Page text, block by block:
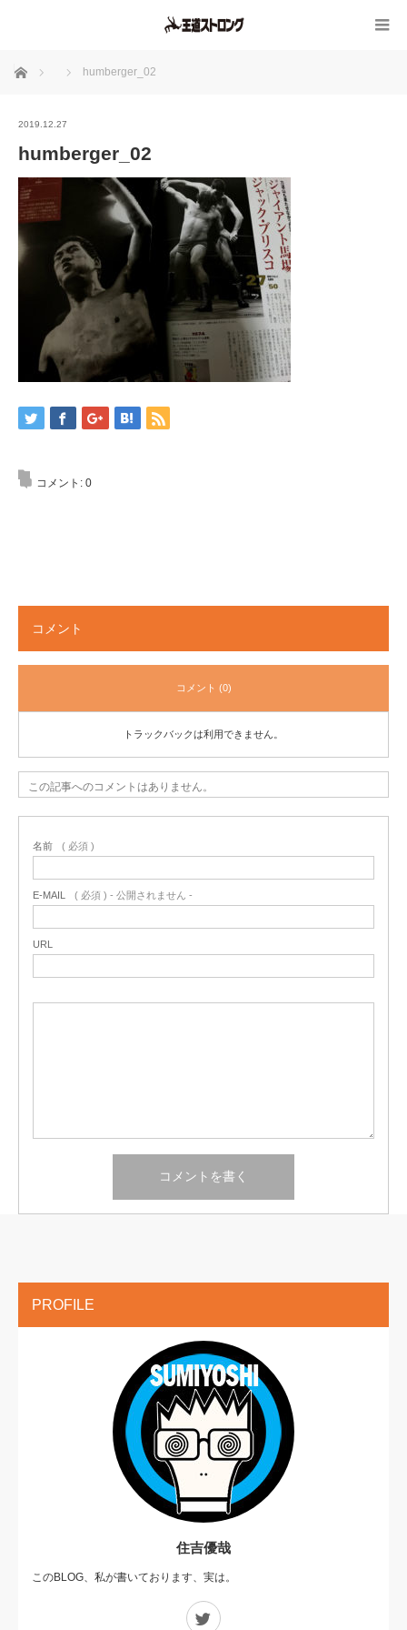
ホーム humberger_02
2019.12.27
humberger_02
コメント: 0
コメント
コメント (0)
トラックバックは利用できません。
この記事へのコメントはありません。
名前 ( 必須 )
E-MAIL ( 必須 ) - 公開されません -
URL
PROFILE
住吉優哉
このBLOG、私が書いております、実は。